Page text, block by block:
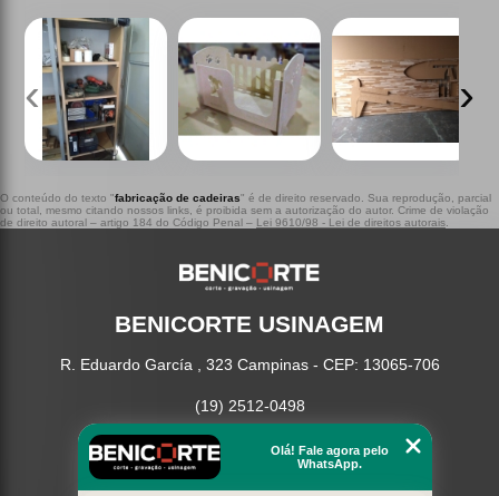
‹ ›
O conteúdo do texto "fabricação de cadeiras" é de direito reservado. Sua reprodução, parcial
ou total, mesmo citando nossos links, é proibida sem a autorização do autor. Crime de violação
de direito autoral – artigo 184 do Código Penal – Lei 9610/98 - Lei de direitos autorais
BENICORTE USINAGEM
R. Eduardo García , 323 Campinas - CEP: 13065-706
(19) 2512-0498
Home
Serviços
Olá! Fale agora pelo
WhatsApp.